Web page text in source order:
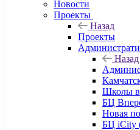
Новости
Проекты
Назад
Проекты
Назад
Школы
БЦ
Новая
БЦ iCity